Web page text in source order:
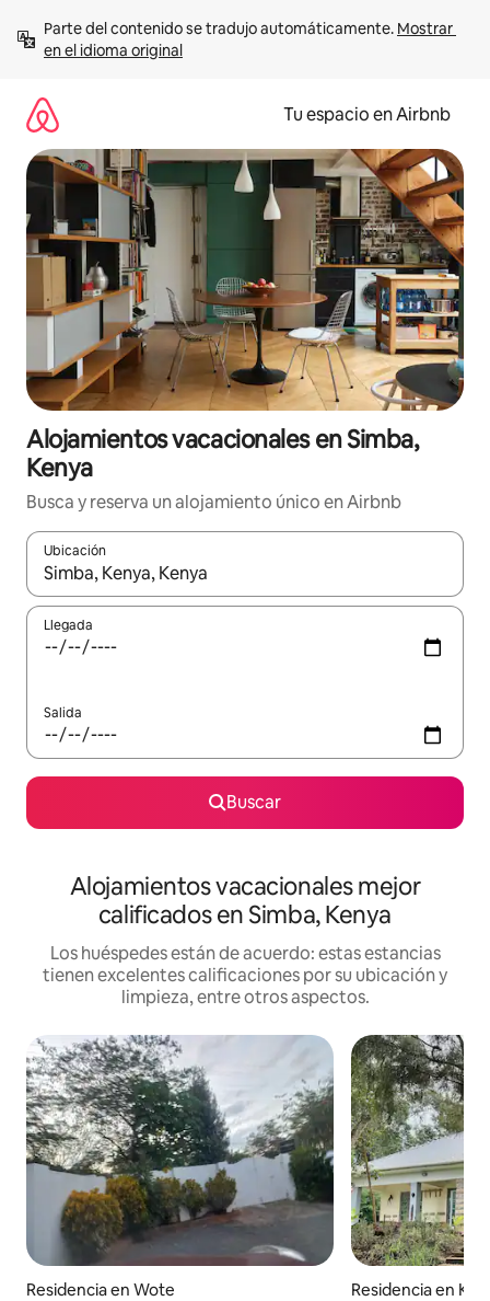
contenido
Parte del contenido se tradujo automáticamente. Mostrar
en el idioma original
Tu espacio en Airbnb
Alojamientos vacacionales en Simba,
Kenya
Busca y reserva un alojamiento único en Airbnb
Ubicación
Cuando los resultados estén disponibles, podrás navegar
Llegada
Salida
Buscar
Alojamientos vacacionales mejor
calificados en Simba, Kenya
Los huéspedes están de acuerdo: estas estancias
tienen excelentes calificaciones por su ubicación y
limpieza, entre otros aspectos.
Residencia en Wote
Residencia en